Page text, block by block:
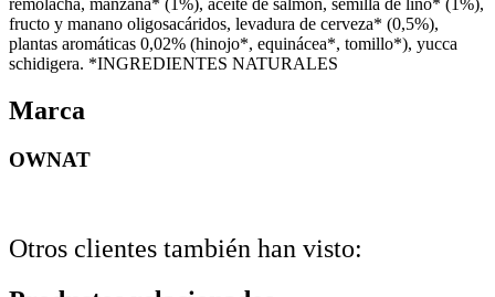
remolacha, manzana* (1%), aceite de salmón, semilla de lino* (1%),
fructo y manano oligosacáridos, levadura de cerveza* (0,5%),
plantas aromáticas 0,02% (hinojo*, equinácea*, tomillo*), yucca
schidigera. *INGREDIENTES NATURALES
Marca
OWNAT
Otros clientes también han visto: